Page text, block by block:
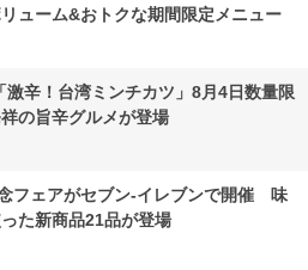
ューム&おトクな期間限定メニュー
激辛！台湾ミンチカツ」8月4日数量限
の旨辛グルメが登場
フェアがセブン-イレブンで開催 味
た新商品21品が登場